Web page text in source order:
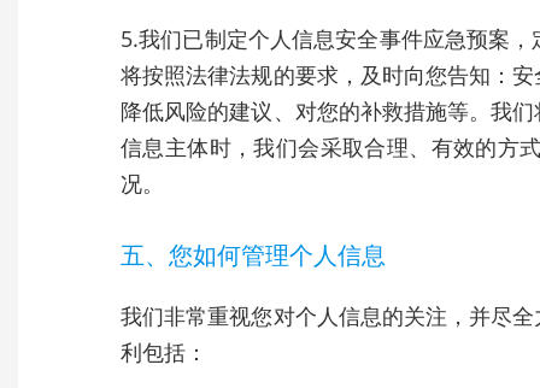
5.我们已制定个人信息安全事件应急预案
将按照法律法规的要求，及时向您告知：
降低风险的建议、对您的补救措施等。我
信息主体时，我们会采取合理、有效的方
况。
五、您如何管理个人信息
我们非常重视您对个人信息的关注，并尽
利包括：